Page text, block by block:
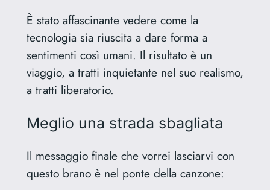
È stato affascinante vedere come la
tecnologia sia riuscita a dare forma a
sentimenti così umani. Il risultato è un
viaggio, a tratti inquietante nel suo realismo,
a tratti liberatorio.
Meglio una strada sbagliata
Il messaggio finale che vorrei lasciarvi con
questo brano è nel ponte della canzone: